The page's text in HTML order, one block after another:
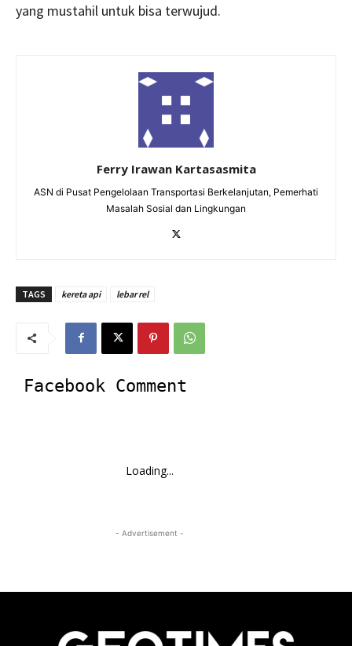
yang mustahil untuk bisa terwujud.
Ferry Irawan Kartasasmita
ASN di Pusat Pengelolaan Transportasi Berkelanjutan, Pemerhati
Masalah Sosial dan Lingkungan
TAGS kereta api lebar rel
Facebook Comment
Loading...
- Advertisement -